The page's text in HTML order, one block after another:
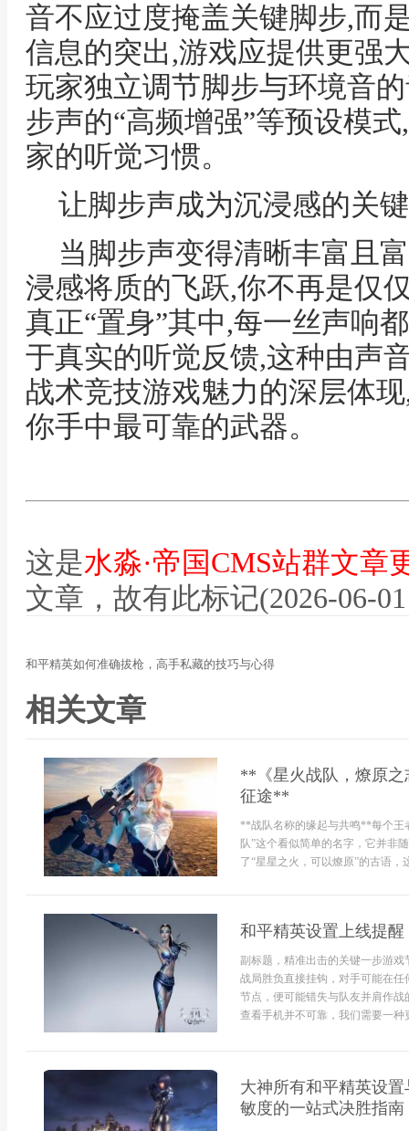
音不应过度掩盖关键脚步,而
信息的突出,游戏应提供更强
玩家独立调节脚步与环境音
步声的“高频增强”等预设模
家的听觉习惯。
让脚步声成为沉浸感的关
当脚步声变得清晰丰富且
浸感将质的飞跃,你不再是仅
真正“置身”其中,每一丝声响
于真实的听觉反馈,这种由声
战术竞技游戏魅力的深层体
你手中最可靠的武器。
这是水淼·帝国CMS站群文章
文章，故有此标记(2026-06-
和平精英如何准确拔枪，高手私藏的技巧与心得
相关文章
**《星火战队，燎原
征途**
**战队名称的缘起与共鸣**每个王
队”这个看似简单的名字，它并非
了“星星之火，可以燎原”的古语
和平精英设置上线提
副标题，精准出击的关键一步游
战局胜负直接挂钩，对手可能在
节点，便可能错失与队友并肩作
查看手机并不可靠，我们需要一
大神所有和平精英设
敏度的一站式决胜指南